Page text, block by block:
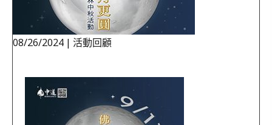
08/26/2024 | 活動回顧